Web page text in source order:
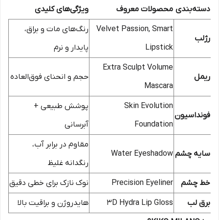
دسته‌بندی محصولات معروف ویژگی‌های کلیدی
رژلب
Velvet Passion, Smart
Lipstick
رنگ‌های مات و براق،
پایدار و نرم
ریمل
Extra Sculpt Volume
Mascara
حجم و انحنای فوق‌العاده
فونداسیون
Skin Evolution
Foundation
پوشش طبیعی +
آبرسانی
سایه چشم Water Eyeshadow
مقاوم در برابر آب،
رنگدانه غلیظ
خط چشم Precision Eyeliner نوک نازک برای خطی دقیق
برق لب 3D Hydra Lip Gloss
هایدروژن و براقیت بالا